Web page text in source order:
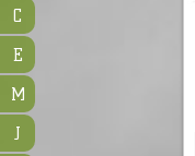
C
E
M
J